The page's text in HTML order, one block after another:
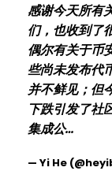
感谢今天所有
们，也收到了
偶尔有关于币
些尚未发布代
并不鲜见；但
下跌引发了社
集成公…
— Yi He